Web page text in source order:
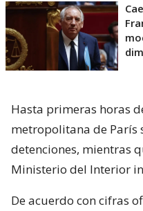
Hasta primeras horas
metropolitana de París
detenciones, mientras
Ministerio del Interior
De acuerdo con cifras